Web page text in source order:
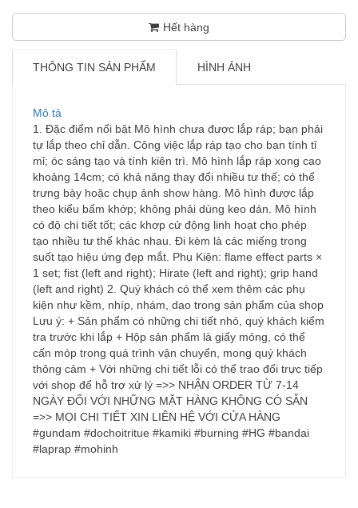
Hết hàng
THÔNG TIN SẢN PHẨM HÌNH ẢNH
Mô tả
1. Đặc điểm nổi bật Mô hình chưa được lắp ráp; bạn phải
tự lắp theo chỉ dẫn. Công việc lắp ráp tạo cho bạn tính tỉ
mỉ; óc sáng tạo và tính kiên trì. Mô hình lắp ráp xong cao
khoảng 14cm; có khả năng thay đổi nhiều tư thế; có thể
trưng bày hoặc chụp ảnh show hàng. Mô hình được lắp
theo kiểu bấm khớp; không phải dùng keo dán. Mô hình
có độ chi tiết tốt; các khơp cử động linh hoạt cho phép
tạo nhiều tư thế khác nhau. Đi kèm là các miếng trong
suốt tạo hiệu ứng đẹp mắt. Phụ Kiện: flame effect parts ×
1 set; fist (left and right); Hirate (left and right); grip hand
(left and right) 2. Quý khách có thể xem thêm các phụ
kiện như kềm, nhíp, nhám, dao trong sản phẩm của shop
Lưu ý: + Sản phẩm có những chi tiết nhỏ, quý khách kiểm
tra trước khi lắp + Hộp sản phẩm là giấy mỏng, có thể
cấn móp trong quá trình vận chuyển, mong quý khách
thông cảm + Với những chi tiết lỗi có thể trao đổi trực tiếp
với shop để hỗ trợ xử lý =>> NHẬN ORDER TỪ 7-14
NGÀY ĐỐI VỚI NHỮNG MẶT HÀNG KHÔNG CÓ SẴN
=>> MỌI CHI TIẾT XIN LIÊN HỆ VỚI CỬA HÀNG
#gundam #dochoitritue #kamiki #burning #HG #bandai
#laprap #mohinh